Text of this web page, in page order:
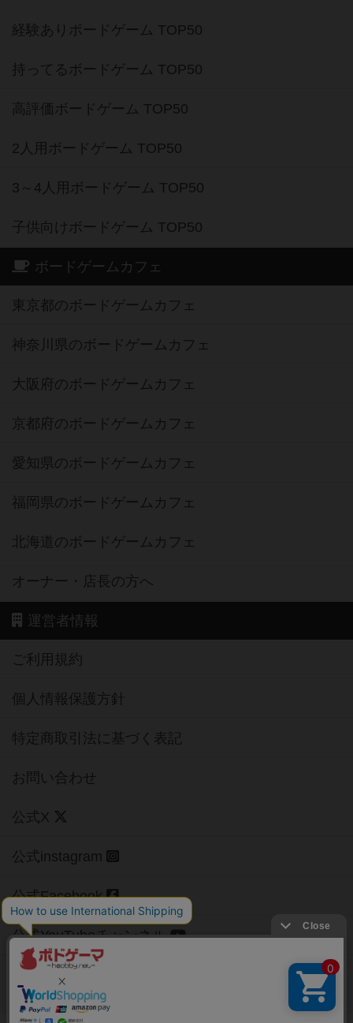
経験ありボードゲーム TOP50
持ってるボードゲーム TOP50
高評価ボードゲーム TOP50
2人用ボードゲーム TOP50
3～4人用ボードゲーム TOP50
子供向けボードゲーム TOP50
ボードゲームカフェ
東京都のボードゲームカフェ
神奈川県のボードゲームカフェ
大阪府のボードゲームカフェ
京都府のボードゲームカフェ
愛知県のボードゲームカフェ
福岡県のボードゲームカフェ
北海道のボードゲームカフェ
オーナー・店長の方へ
運営者情報
ご利用規約
個人情報保護方針
特定商取引法に基づく表記
お問い合わせ
公式X
公式instagram
公式Facebook
公式YouTubeチャンネル